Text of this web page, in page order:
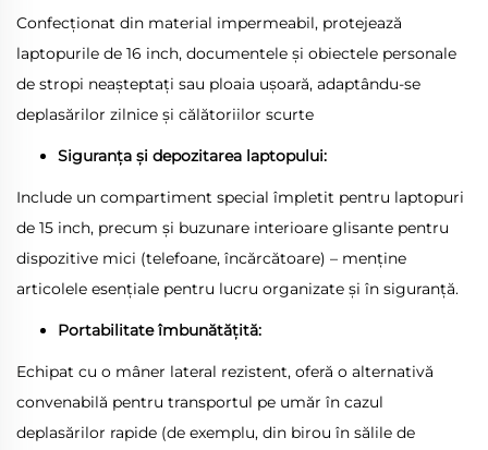
Confecționat din material impermeabil, protejează
laptopurile de 16 inch, documentele și obiectele personale
de stropi neașteptați sau ploaia ușoară, adaptându-se
deplasărilor zilnice și călătoriilor scurte
Siguranța și depozitarea laptopului:
Include un compartiment special împletit pentru laptopuri
de 15 inch, precum și buzunare interioare glisante pentru
dispozitive mici (telefoane, încărcătoare) – menține
articolele esențiale pentru lucru organizate și în siguranță.
Portabilitate îmbunătățită:
Echipat cu o mâner lateral rezistent, oferă o alternativă
convenabilă pentru transportul pe umăr în cazul
deplasărilor rapide (de exemplu, din birou în sălile de